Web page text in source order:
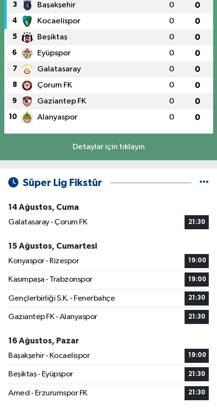
3 Başakşehir 0 0
4 Kocaelispor 0 0
5 Beşiktaş 0 0
6 Eyüpspor 0 0
7 Galatasaray 0 0
8 Çorum FK 0 0
9 Gaziantep FK 0 0
10 Alanyaspor 0 0
Detaylar için tıklayın
Süper Lig Fikstür
14 Ağustos, Cuma
Galatasaray - Çorum FK
21:30
15 Ağustos, Cumartesi
Konyaspor - Rizespor
19:00
Kasımpaşa - Trabzonspor 19:00
Gençlerbirliği S.K. - Fenerbahçe 21:30
Gaziantep FK - Alanyaspor 21:30
16 Ağustos, Pazar
Başakşehir - Kocaelispor
19:00
Beşiktaş - Eyüpspor 21:30
Amed - Erzurumspor FK 21:30